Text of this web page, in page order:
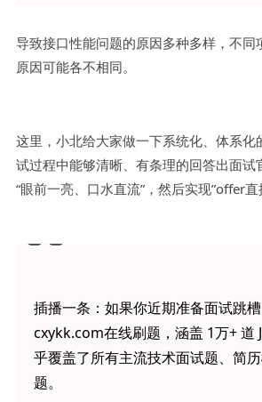
导致接口性能问题的原因多种多样，不同
原因可能各不相同。
这里，小北给大家做一下系统化、体系化
试过程中能够清晰、有条理的回答出面试
“眼前一亮、口水直流”，然后实现”offer直
插播一条：如果你近期准备面试跳
cxykk.com在线刷题，涵盖 1万+ 道
乎覆盖了所有主流技术面试题、简
题。